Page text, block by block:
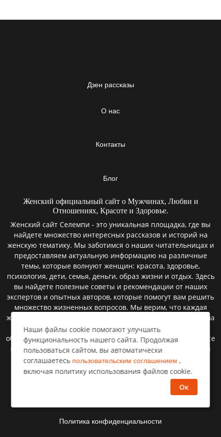
Дзен рассказы
О нас
Контакты
Блог
Женский официальный сайт о Мужчинах, Любви и
Отношениях, Красоте и Здоровье.
Женский сайт Селемпи - это уникальная площадка, где вы
найдете множество интересных рассказов и историй на
женскую тематику. Мы заботимся о наших читательницах и
предоставляем актуальную информацию на различные
темы, которые волнуют женщин: красота, здоровье,
психология, дети, семья, деньги, образ жизни и отдых. Здесь
вы найдете полезные советы и рекомендации от наших
экспертов и опытных авторов, которые помогут вам решить
множество жизненных вопросов. Мы верим, что каждая
женщина заслуживает быть счастливой и успешной, и наша
цель - помочь вам достичь этого. Мы постоянно
обновляемся и расширяем свой контент, чтобы быть в курсе
всех новостей и тенденций. Читайте нас, делитесь с нами
своими историями и впечатлениями, и будьте всегда в
курсе последних событий на нашем женском сайте.
Политика конфиденциальности
Наши файлы cookie помогают улучшить
функциональность нашего сайта. Продолжая
пользоваться сайтом, вы автоматически
соглашаетесь пользовательским соглашением ,
включая политику использования файлов cookie.
Ок